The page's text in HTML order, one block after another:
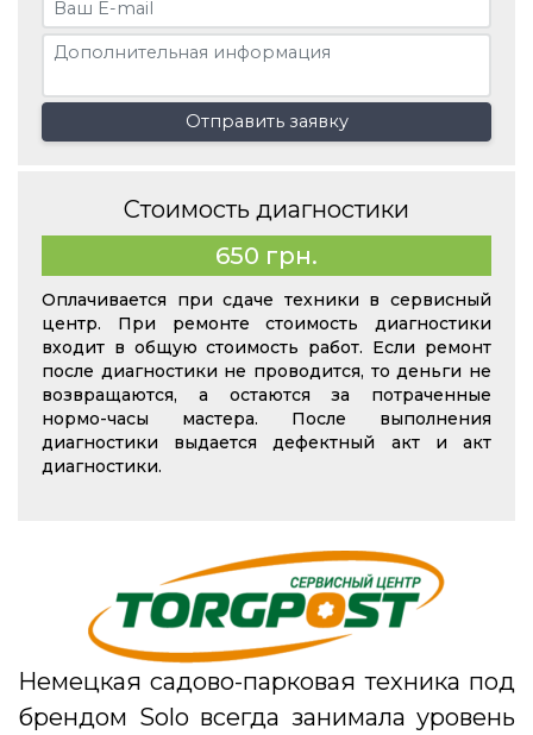
Немецкая садово-парковая техника под
брендом Solo всегда занимала уровень
Отправить заявку
Стоимость диагностики
650 грн.
Оплачивается при сдаче техники в сервисный
центр. При ремонте стоимость диагностики
входит в общую стоимость работ. Если ремонт
после диагностики не проводится, то деньги не
возвращаются, а остаются за потраченные
нормо-часы мастера. После выполнения
диагностики выдается дефектный акт и акт
диагностики.